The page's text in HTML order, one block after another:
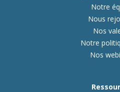
Notre
Nous
Nos
Notre
Nos